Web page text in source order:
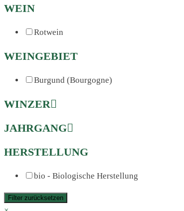
WEIN
Rotwein
WEINGEBIET
Burgund (Bourgogne)
WINZER
JAHRGANG
HERSTELLUNG
bio - Biologische Herstellung
Filter zurücksetzen